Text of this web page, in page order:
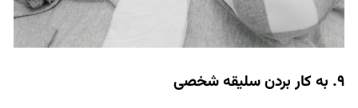
9. به کار بردن سلیقه شخصی